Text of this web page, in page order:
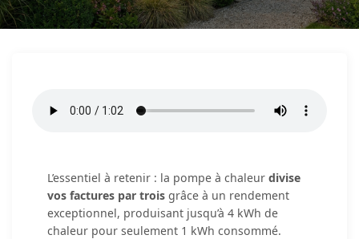
L’essentiel à retenir : la pompe à chaleur divise
vos factures par troisgrâce à un rendement
exceptionnel, produisant jusqu’à 4 kWh de
chaleur pour seulement 1 kWh consommé.